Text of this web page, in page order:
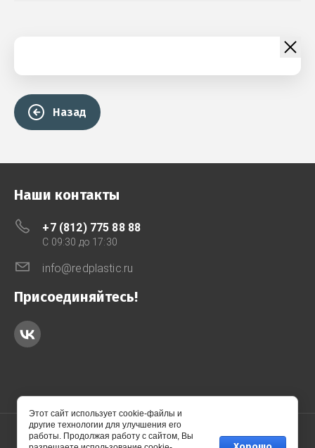
Назад
Наши контакты
+7 (812) 775 88 88
C 09:30 до 17:30
info@redplastic.ru
Присоединяйтесь!
Этот сайт использует cookie-файлы и
другие технологии для улучшения его
работы. Продолжая работу с сайтом, Вы